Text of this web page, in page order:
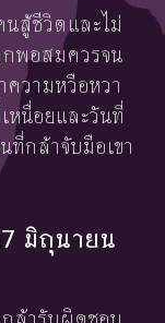
นสู้ชีวิตและไม่
พอสมควรจน
ความหวือหวา
หนื่อยและวันที่
ที่กล้าจับมือเขา
มิถุนายน